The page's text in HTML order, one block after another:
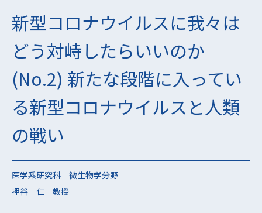
新型コロナウイルスに我々は
どう対峙したらいいのか
(No.2) 新たな段階に入ってい
る新型コロナウイルスと人類
の戦い
医学系研究科 微生物学分野
押谷 仁 教授